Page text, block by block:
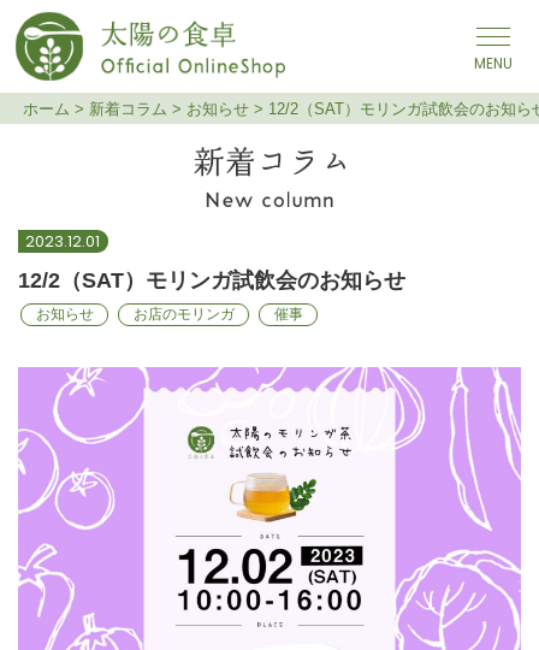
メインナビゲーション
12/2（SAT）モリンガ試飲
会のお知らせ
ホーム > 新着コラム > お知らせ > 12/2（SAT）モリンガ試飲会のお知ら
2023.12.01
12/2（SAT）モリンガ試飲会のお知らせ
お知らせ お店のモリンガ 催事